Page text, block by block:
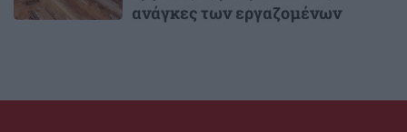
ανάγκες των εργαζομένων